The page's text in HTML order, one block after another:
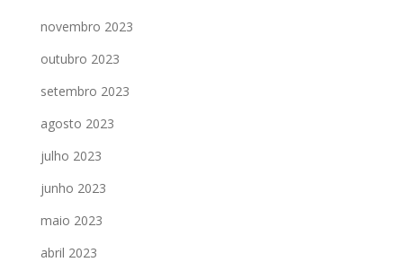
novembro 2023
outubro 2023
setembro 2023
agosto 2023
julho 2023
junho 2023
maio 2023
abril 2023